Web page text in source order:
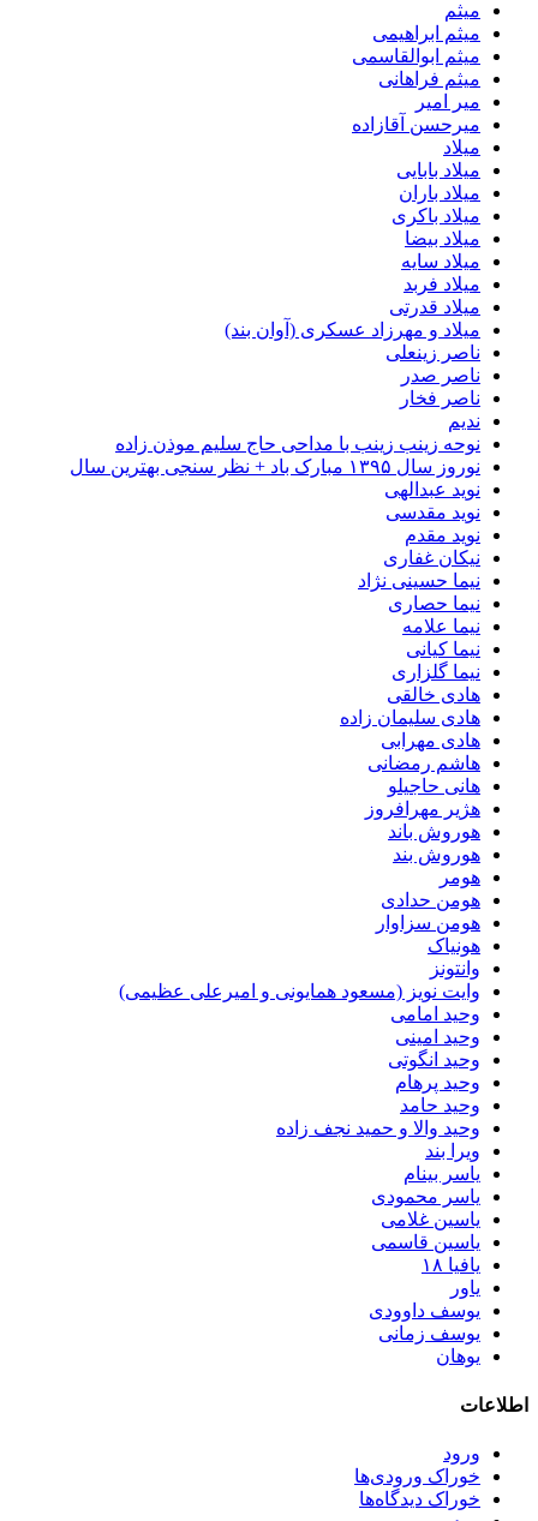
میثم
میثم ابراهیمی
میثم ابوالقاسمی
میثم فراهانی
میر امیر
میرحسن آقازاده
میلاد
میلاد بابایی
میلاد باران
میلاد باکری
میلاد بیضا
میلاد سایه
میلاد فربد
​میلاد قدرتی
میلاد و مهرزاد عسکری (آوان بند)
ناصر زینعلی
ناصر صدر
ناصر فخار
ندیم
نوحه زینب زینب با مداحی حاج سلیم موذن زاده
نوروز سال ۱۳۹۵ مبارک باد + نظر سنجی بهترین سال
نوید عبدالهی
نوید مقدسی
نوید مقدم
نیکان غفاری
نیما حسینی نژاد
نیما حصاری
نیما علامه
نیما کیانی
نیما گلزاری
هادی خالقی
هادی سلیمان زاده
هادی مهرابی
هاشم رمضانی
هانی حاجیلو
هژیر مهرافروز
هوروش باند
هوروش بند
هومر
هومن حدادی
هومن سزاوار
هونیاک
وانتونز
وایت نویز (مسعود همایونی و امیرعلی عظیمی)
وحید امامی
وحید امینی
وحید انگوتی
وحید پرهام
وحید حامد
وحید والا و حمید نجف زاده
ویرا بند
یاسر بینام
یاسر محمودی
یاسین غلامی
یاسین قاسمی
یافیا ۱۸
یاور
یوسف داوودی
یوسف زمانی
یوهان
اطلاعات
ورود
خوراک ورودی‌ها
خوراک دیدگاه‌ها